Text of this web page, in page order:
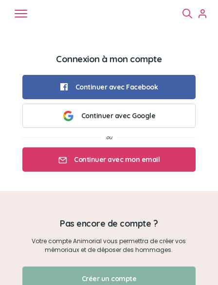
Chats
Créer un mémorial
Connexion à mon compte
Continuer avec Facebook
Continuer avec Google
Continuer avec mon email
Je me connecte
Pas encore de compte ?
Votre compte Animorial vous permettra de créer vos
mémoriaux et de déposer des hommages.
Créer un compte